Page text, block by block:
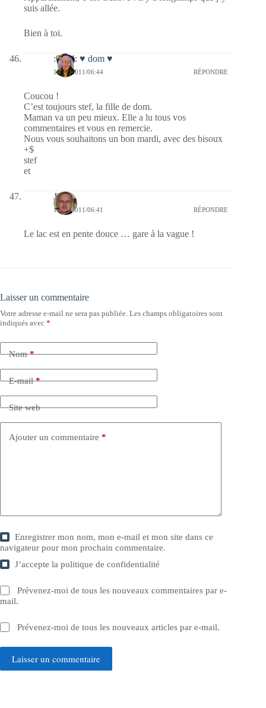
suis allée.
Bien à toi.
:0014: ♥ dom ♥
18/10/2011/06:44 RÉPONDRE
Coucou !
C’est toujours stef, la fille de dom.
Maman va un peu mieux. Elle a lu tous vos
commentaires et vous en remercie.
Nous vous souhaitons un bon mardi, avec des bisoux
+$
stef
et
Jj
18/10/2011/06:41 RÉPONDRE
Le lac est en pente douce … gare à la vague !
Laisser un commentaire
Votre adresse e-mail ne sera pas publiée. Les champs obligatoires sont
indiqués avec *
Nom*
E-mail*
Site web
Ajouter un commentaire *
Enregistrer mon nom, mon e-mail et mon site dans ce
navigateur pour mon prochain commentaire.
J’accepte lapolitique de confidentialité
Prévenez-moi de tous les nouveaux commentaires par e-
mail.
Prévenez-moi de tous les nouveaux articles par e-mail.
Laisser un commentaire